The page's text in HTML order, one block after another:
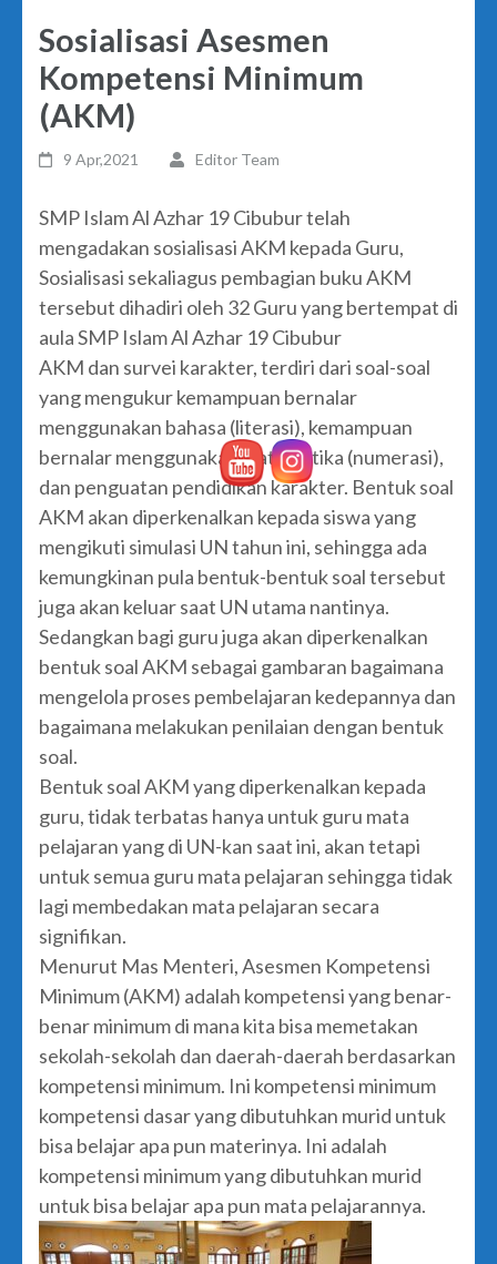
Sosialisasi Asesmen
Kompetensi Minimum
(AKM)
9 Apr,2021 Editor Team
SMP Islam Al Azhar 19 Cibubur telah
mengadakan sosialisasi AKM kepada Guru,
Sosialisasi sekaliagus pembagian buku AKM
tersebut dihadiri oleh 32 Guru yang bertempat di
aula SMP Islam Al Azhar 19 Cibubur
AKM dan survei karakter, terdiri dari soal-soal
yang mengukur kemampuan bernalar
menggunakan bahasa (literasi), kemampuan
bernalar menggunakan matematika (numerasi),
dan penguatan pendidikan karakter. Bentuk soal
AKM akan diperkenalkan kepada siswa yang
mengikuti simulasi UN tahun ini, sehingga ada
kemungkinan pula bentuk-bentuk soal tersebut
juga akan keluar saat UN utama nantinya.
Sedangkan bagi guru juga akan diperkenalkan
bentuk soal AKM sebagai gambaran bagaimana
mengelola proses pembelajaran kedepannya dan
bagaimana melakukan penilaian dengan bentuk
soal.
Bentuk soal AKM yang diperkenalkan kepada
guru, tidak terbatas hanya untuk guru mata
pelajaran yang di UN-kan saat ini, akan tetapi
untuk semua guru mata pelajaran sehingga tidak
lagi membedakan mata pelajaran secara
signifikan.
Menurut Mas Menteri, Asesmen Kompetensi
Minimum (AKM) adalah kompetensi yang benar-
benar minimum di mana kita bisa memetakan
sekolah-sekolah dan daerah-daerah berdasarkan
kompetensi minimum. Ini kompetensi minimum
kompetensi dasar yang dibutuhkan murid untuk
bisa belajar apa pun materinya. Ini adalah
kompetensi minimum yang dibutuhkan murid
untuk bisa belajar apa pun mata pelajarannya.